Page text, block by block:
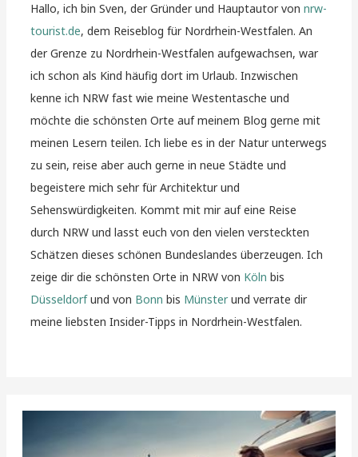
Hallo, ich bin Sven, der Gründer und Hauptautor vonnrw-
tourist.de, dem Reiseblog für Nordrhein-Westfalen. An
der Grenze zu Nordrhein-Westfalen aufgewachsen, war
ich schon als Kind häufig dort im Urlaub. Inzwischen
kenne ich NRW fast wie meine Westentasche und
möchte die schönsten Orte auf meinem Blog gerne mit
meinen Lesern teilen. Ich liebe es in der Natur unterwegs
zu sein, reise aber auch gerne in neue Städte und
begeistere mich sehr für Architektur und
Sehenswürdigkeiten. Kommt mit mir auf eine Reise
durch NRW und lasst euch von den vielen versteckten
Schätzen dieses schönen Bundeslandes überzeugen. Ich
zeige dir die schönsten Orte in NRW von Köln bis
Düsseldorfund von Bonn bis Münsterund verrate dir
meine liebsten Insider-Tipps in Nordrhein-Westfalen.